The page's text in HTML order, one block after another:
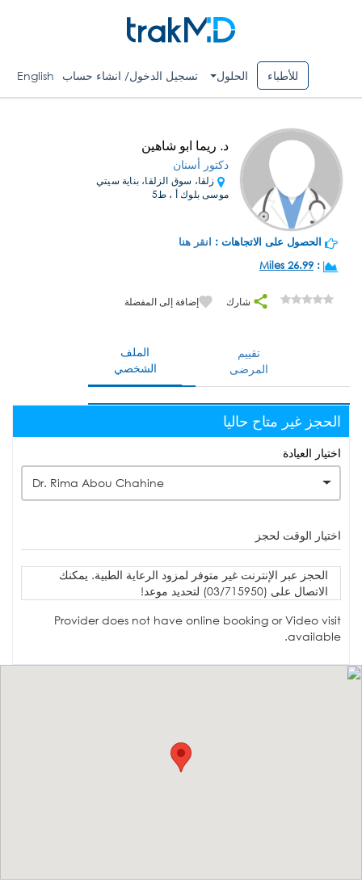
للأطباء الحلول تسجيل الدخول/ انشاء حساب English
د. ريما ابو شاهين
دكتور أسنان
زلقا، سوق الزلقا، بناية سيتي
موسى بلوك أ ، ط5
الحصول على الاتجاهات : انقر هنا
:
26.99 Miles
شارك إضافة إلى المفضلة
الملف
الشخصي
تقييم
المرضى
الحجز غير متاح حاليا
اختيار العيادة
Dr. Rima Abou Chahine
اختيار الوقت لحجز
الحجز عبر الإنترنت غير متوفر لمزود الرعاية الطبية. يمكنك
الاتصال على (03/715950) لتحديد موعد!
Provider does not have online booking or Video visit
available.